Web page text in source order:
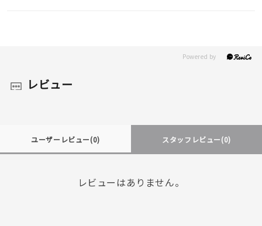
レビュー
ユーザーレビュー(0) スタッフレビュー(0)
レビューはありません。